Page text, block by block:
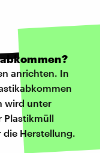
anrichten. In
wird unter
Plastikmüll
Herstellung.